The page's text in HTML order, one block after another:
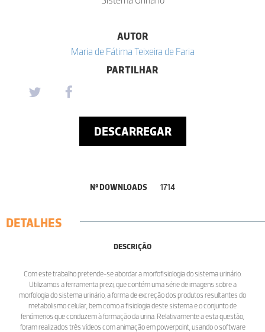
AUTOR
Maria de Fátima Teixeira de Faria
PARTILHAR
DESCARREGAR
Nº DOWNLOADS 1714
DETALHES
DESCRIÇÃO
Com este trabalho pretende-se abordar a morfofisiologia do sistema urinário.
Utilizamos a ferramenta prezi, que contém uma série de imagens sobre a
morfologia do sistema urinário, a forma de excreção dos produtos resultantes do
metabolismo celular, bem como a fisiologia deste sistema e o conjunto de
fenómenos que conduzem à formação da urina. Relativamente a esta questão,
foram realizados três vídeos com animação em powerpoint, usando o software